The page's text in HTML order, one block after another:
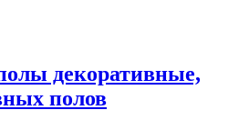
декоративные,
полов